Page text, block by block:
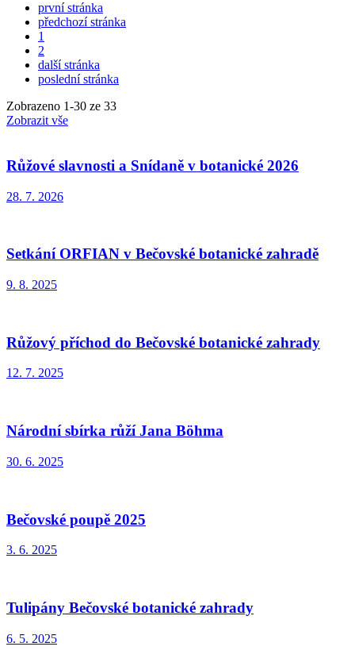
první stránka
předchozí stránka
1
2
další stránka
poslední stránka
Zobrazeno 1-30 ze 33
Zobrazit vše
Růžové slavnosti a Snídaně v botanické 2026
28. 7. 2026
Setkání ORFIAN v Bečovské botanické zahradě
9. 8. 2025
Růžový příchod do Bečovské botanické zahrady
12. 7. 2025
Národní sbírka růží Jana Böhma
30. 6. 2025
Bečovské poupě 2025
3. 6. 2025
Tulipány Bečovské botanické zahrady
6. 5. 2025